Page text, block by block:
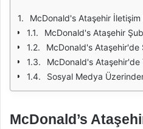
McDonald's Ataşehir İletişim
McDonald's Ataşehir
McDonald's Ataşehir'de
McDonald's Ataşehir'de
Sosyal Medya
McDonald’s